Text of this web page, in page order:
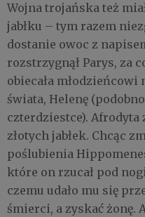
Wojna trojańska też
jabłku – tym razem
dostanie owoc z
rozstrzygnął Parys, za
obiecała
świata, Helenę
czterdziestce). Afrodyta
złotych jabłek. Chcąc
poślubienia
które on rzucał pod
czemu udało mu się
śmierci, a zyskać żonę.